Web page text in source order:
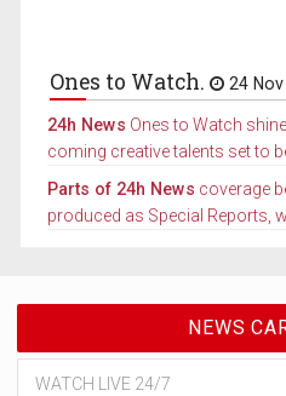
Ones to Watch. 24
24h News Ones to Watch
coming creative talents set to
Parts of 24h News coverage
produced as Special Reports,
NEWS
WATCH LIVE 24/7